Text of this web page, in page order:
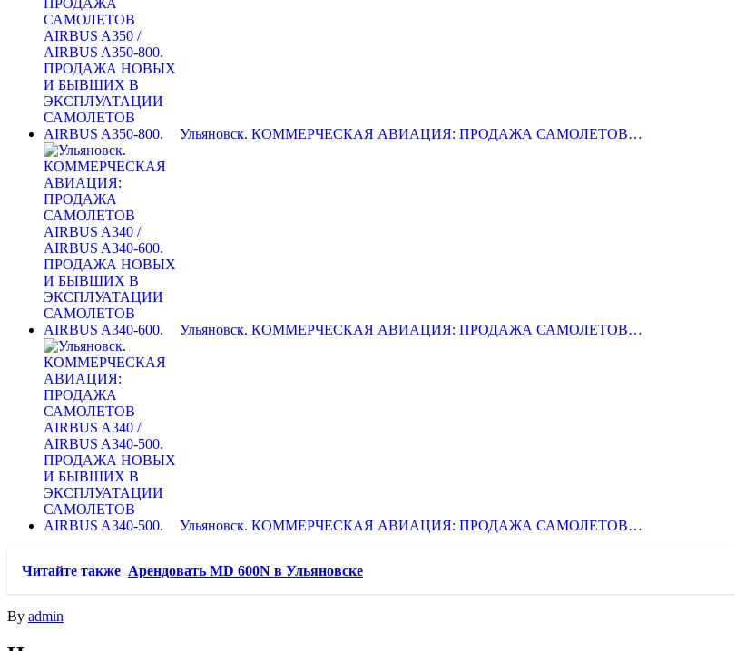
Ульяновск. КОММЕРЧЕСКАЯ АВИАЦИЯ: ПРОДАЖА САМОЛЕТОВ…
Ульяновск. КОММЕРЧЕСКАЯ АВИАЦИЯ: ПРОДАЖА САМОЛЕТОВ…
Ульяновск. КОММЕРЧЕСКАЯ АВИАЦИЯ: ПРОДАЖА САМОЛЕТОВ…
Читайте также Арендовать MD 600N в Ульяновске
By admin